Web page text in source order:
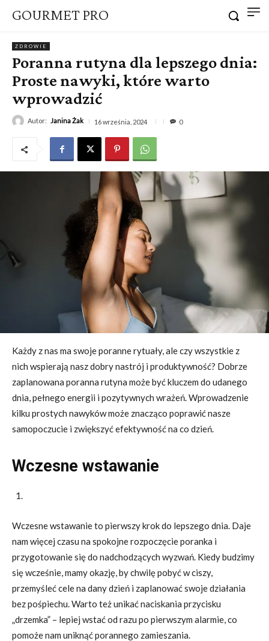
GOURMET PRO
ZDROWIE
Poranna rutyna dla lepszego dnia:
Proste nawyki, które warto
wprowadzić
Autor: Janina Żak 16 września, 2024 0
Każdy z nas ma swoje poranne rytuały, ale czy wszystkie z
nich wspierają nasz dobry nastrój i produktywność? Dobrze
zaplanowana poranna rutyna może być kluczem do udanego
dnia, pełnego energii i pozytywnych wrażeń. Wprowadzenie
kilku prostych nawyków może znacząco poprawić nasze
samopoczucie i zwiększyć efektywność na co dzień.
Wczesne wstawanie
Wczesne wstawanie to pierwszy krok do lepszego dnia. Daje
nam więcej czasu na spokojne rozpoczęcie poranka i
przygotowanie się do nadchodzących wyzwań. Kiedy budzimy
się wcześnie, mamy okazję, by chwilę pobyć w ciszy,
przemyśleć cele na dany dzień i zaplanować swoje działania
bez pośpiechu. Warto też unikać naciskania przycisku
„drzemka” – lepiej wstać od razu po pierwszym alarmie, co
pomoże nam uniknąć porannego zamieszania.